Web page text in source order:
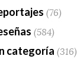
(76)
(584)
categoría (316)